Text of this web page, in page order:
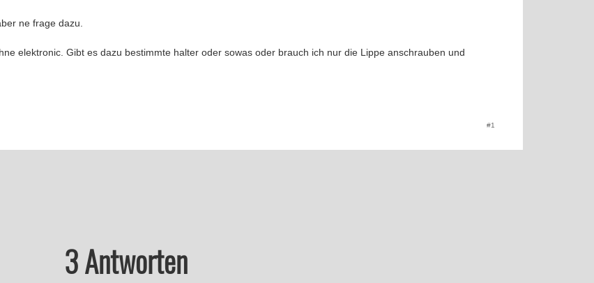
f
ne frage dazu.
elektronic. Gibt es dazu bestimmte halter oder sowas oder brauch ich nur die Lippe anschrauben und
#1
3 Antworten